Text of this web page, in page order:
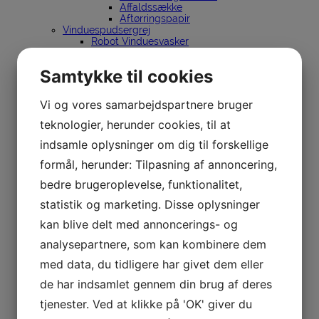
Affaldssække
Aftørringspapir
Vinduespudsergrej
Robot Vinduesvasker
Skafter & spande
Holdere
Vinduespudsergrej
Skafter & spande
Holdere
InDoor Cleaning
Sörbo
Vinduespudsergrej
Spande
Holdere
Unger
Vinduespudsergrej
Renvandsanlæg
Stiger
Dirks
Silkeborg Stiger
Spandeholder til bil
Affaldssortering
Affaldsspande til sortering
Stationer til affaldssortering
Samtykke til cookies
Vi og vores samarbejdspartnere bruger
teknologier, herunder cookies, til at
indsamle oplysninger om dig til forskellige
formål, herunder: Tilpasning af annoncering,
bedre brugeroplevelse, funktionalitet,
statistik og marketing. Disse oplysninger
kan blive delt med annoncerings- og
analysepartnere, som kan kombinere dem
med data, du tidligere har givet dem eller
de har indsamlet gennem din brug af deres
tjenester. Ved at klikke på 'OK' giver du